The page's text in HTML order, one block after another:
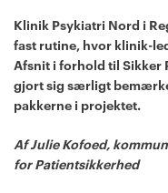
Klinik Psykiatri Nord i
fast rutine, hvor klinik-
Afsnit i forhold til Sikker
gjort sig særligt
pakkerne i projektet.
Af Julie Kofoed,
for Patientsikkerhed